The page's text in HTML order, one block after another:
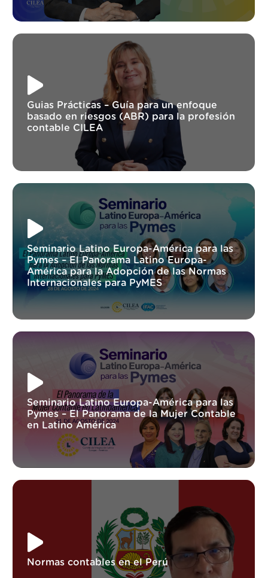
Guias Prácticas – Guía para un enfoque
basado en riesgos (ABR) para la profesión
contable CILEA
Seminario Latino Europa-América para las
Pymes – El Panorama Latino Europa-
América para la Adopción de las Normas
Internacionales para PyMES
Seminario Latino Europa-América para las
Pymes – El Panorama de la Mujer Contable
en Latino América
Normas contables en el Perú